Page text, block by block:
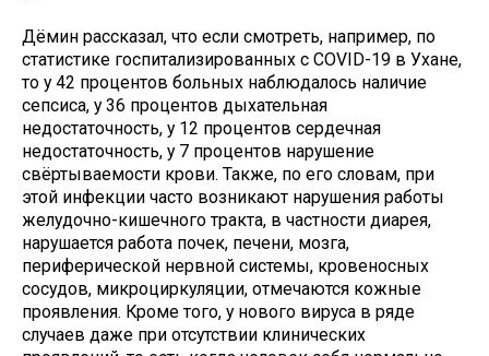
Дёмин рассказал, что если смотреть, например, по
статистике госпитализированных с COVID-19 в Ухане,
то у 42 процентов больных наблюдалось наличие
сепсиса, у 36 процентов дыхательная
недостаточность, у 12 процентов сердечная
недостаточность, у 7 процентов нарушение
свёртываемости крови. Также, по его словам, при
этой инфекции часто возникают нарушения работы
желудочно-кишечного тракта, в частности диарея,
нарушается работа почек, печени, мозга,
периферической нервной системы, кровеносных
сосудов, микроциркуляции, отмечаются кожные
проявления. Кроме того, у нового вируса в ряде
случаев даже при отсутствии клинических